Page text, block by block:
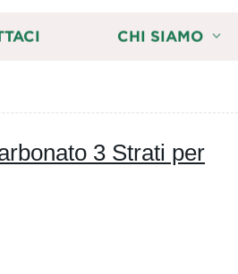
CHI SIAMO
3 Strati per